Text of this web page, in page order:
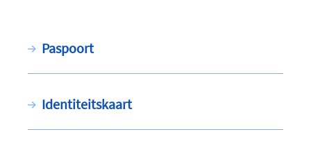
Paspoort
Identiteitskaart